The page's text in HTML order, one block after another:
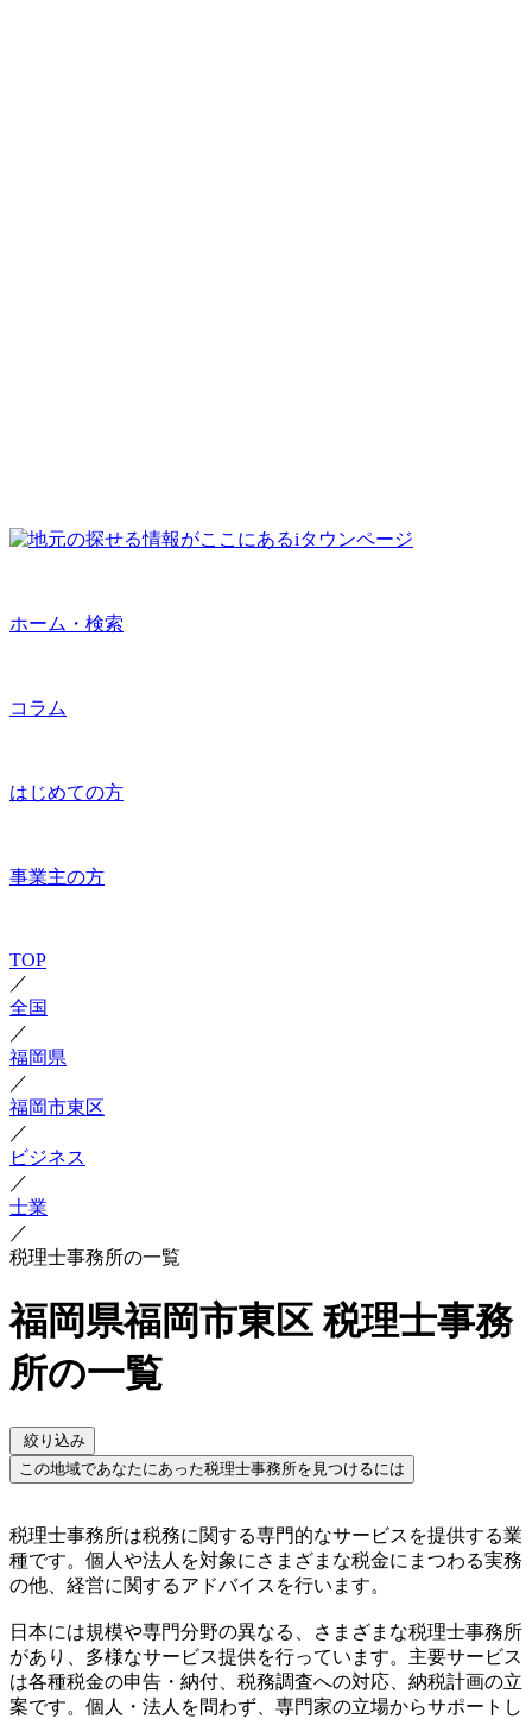
ホーム・検索
コラム
はじめての方
事業主の方
TOP
／
全国
／
福岡県
／
福岡市東区
／
ビジネス
／
士業
／
税理士事務所の一覧
福岡県福岡市東区 税理士事務
所の一覧
絞り込み
この地域であなたにあった税理士事務所を見つけるには
税理士事務所は税務に関する専門的なサービスを提供する業
種です。個人や法人を対象にさまざまな税金にまつわる実務
の他、経営に関するアドバイスを行います。
日本には規模や専門分野の異なる、さまざまな税理士事務所
があり、多様なサービス提供を行っています。主要サービス
は各種税金の申告・納付、税務調査への対応、納税計画の立
案です。個人・法人を問わず、専門家の立場からサポートし